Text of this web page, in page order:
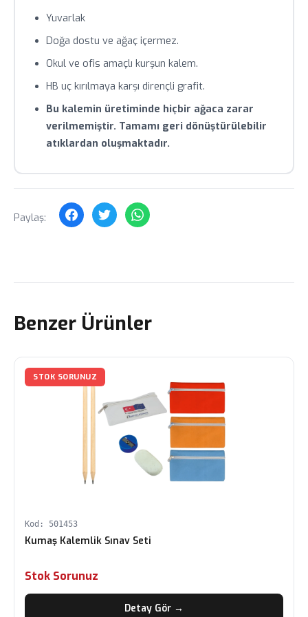
geçin.
Yuvarlak
Doğa dostu ve ağaç içermez.
Okul ve ofis amaçlı kurşun kalem.
HB uç kırılmaya karşı dirençli grafit.
Bu kalemin üretiminde hiçbir ağaca zarar
verilmemiştir. Tamamı geri dönüştürülebilir
atıklardan oluşmaktadır.
Paylaş:
Benzer Ürünler
STOK SORUNUZ
Kod: 501453
Kumaş Kalemlik Sınav Seti
Stok Sorunuz
Detay Gör →